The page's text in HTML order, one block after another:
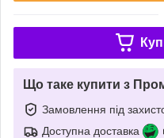
Що таке купити з
Замовлення під
Доступна доставка